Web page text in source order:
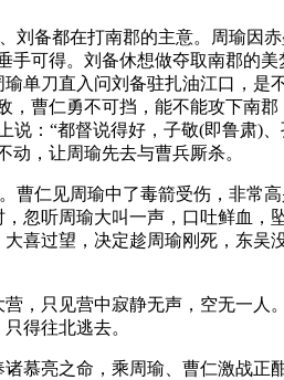
备都在打南郡的主意。周瑜因
可得。刘备休想做夺取南郡的
单刀直入问刘备驻扎油江口，是
曹仁勇不可挡，能不能攻下南
：“都督说得好，子敬(即鲁肃)
，让周瑜先去与曹兵厮杀。
仁见周瑜中了毒箭受伤，非常
忽听周瑜大叫一声，口吐鲜血，
喜过望，决定趁周瑜刚死，东吴
，只见营中寂静无声，空无一人
得往北逃去。
慕亮之命，乘周瑜、曹仁激战正